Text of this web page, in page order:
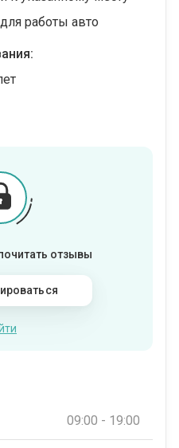
работы авто
отзывы
09:00 - 19:00